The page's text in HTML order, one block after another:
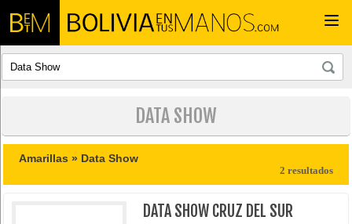
DATA SHOW
Amarillas » Data Show
2 resultados
DATA SHOW CRUZ DEL SUR